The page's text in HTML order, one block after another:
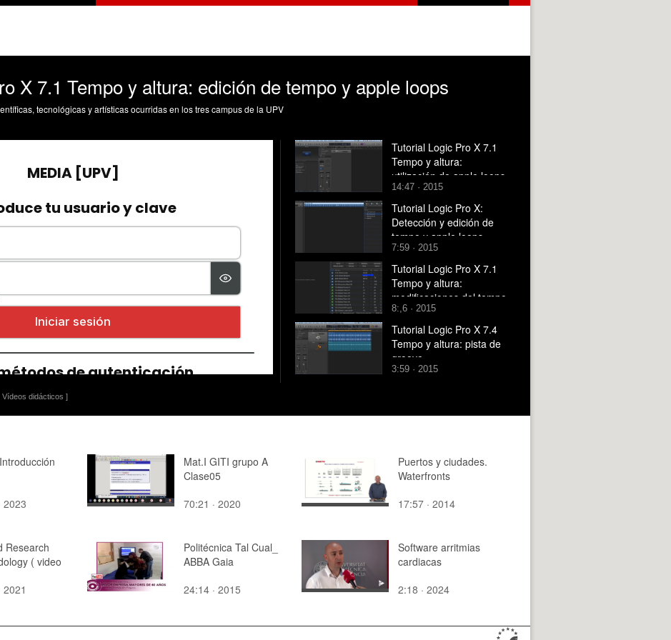
X 7.1 Tempo y altura: edición de tempo y apple loops
tecnológicas y artísticas ocurridas en los tres campus de la UPV
Vídeos didácticos ]
Tutorial Logic Pro X 7.1
Tempo y altura:
utilización de apple loops
de audio
14:47 · 2015
Tutorial Logic Pro X:
Detección y edición de
tempo y apple loops
7:59 · 2015
Tutorial Logic Pro X 7.1
Tempo y altura:
modificaciones del tempo
8:,6 · 2015
Tutorial Logic Pro X 7.4
Tempo y altura: pista de
groove
3:59 · 2015
2023
Mat.I GITI grupo A
Clase05
70:21 · 2020
Puertos y ciudades.
Waterfronts
17:57 · 2014
Research
( video
2021
Politécnica Tal Cual_
ABBA Gaia
24:14 · 2015
Software arritmias
cardiacas
2:18 · 2024